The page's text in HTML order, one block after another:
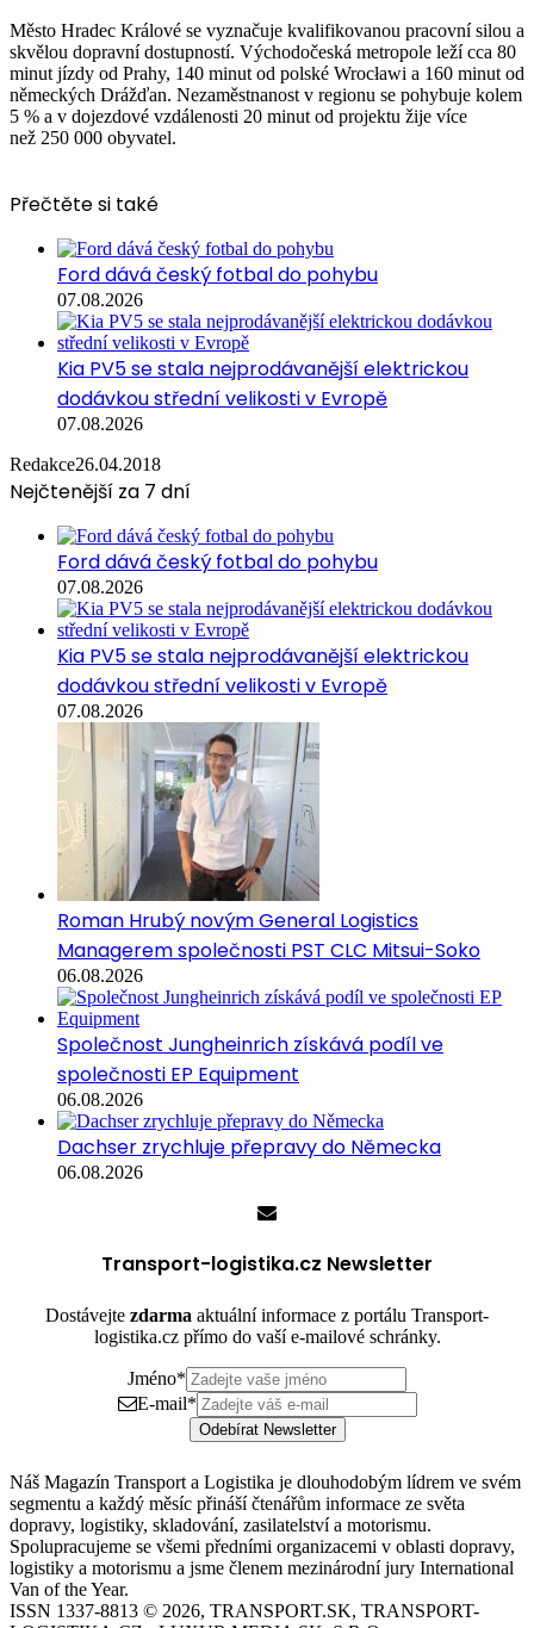
Město Hradec Králové se vyznačuje kvalifikovanou pracovní silou a
skvělou dopravní dostupností. Východočeská metropole leží cca 80
minut jízdy od Prahy, 140 minut od polské Wrocławi a 160 minut od
německých Drážďan. Nezaměstnanost v regionu se pohybuje kolem
5 % a v dojezdové vzdálenosti 20 minut od projektu žije více
než 250 000 obyvatel.
Přečtěte si také
Ford dává český fotbal do pohybu
07.08.2026
Kia PV5 se stala nejprodávanější elektrickou
dodávkou střední velikosti v Evropě
07.08.2026
Redakce26.04.2018
Nejčtenější za 7 dní
Ford dává český fotbal do pohybu
07.08.2026
Kia PV5 se stala nejprodávanější elektrickou
dodávkou střední velikosti v Evropě
07.08.2026
Roman Hrubý novým General Logistics
Managerem společnosti PST CLC Mitsui-Soko
06.08.2026
Společnost Jungheinrich získává podíl ve
společnosti EP Equipment
06.08.2026
Dachser zrychluje přepravy do Německa
06.08.2026
Transport-logistika.cz Newsletter
Dostávejte zdarma aktuální informace z portálu Transport-
logistika.cz přímo do vaší e-mailové schránky.
Jméno*
E-mail*
Odebírat Newsletter
Náš Magazín Transport a Logistika je dlouhodobým lídrem ve svém
segmentu a každý měsíc přináší čtenářům informace ze světa
dopravy, logistiky, skladování, zasilatelství a motorismu.
Spolupracujeme se všemi předními organizacemi v oblasti dopravy,
logistiky a motorismu a jsme členem mezinárodní jury International
Van of the Year.
ISSN 1337-8813 © 2026, TRANSPORT.SK, TRANSPORT-